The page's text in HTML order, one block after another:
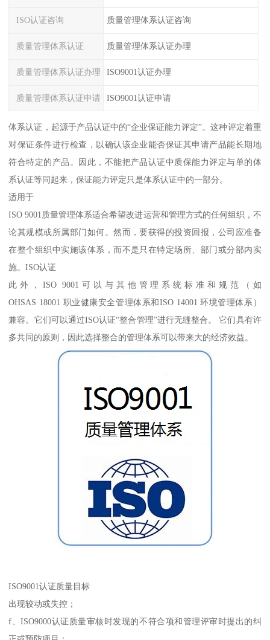
ISO认证咨询 质量管理体系认证咨询
质量管理体系认证 质量管理体系认证办理
质量管理体系认证办理 ISO9001认证办理
质量管理体系认证申请 ISO9001认证申请
体系认证，起源于产品认证中的“企业保证能力评定”。这种评定着重
对保证条件进行检查，以确认该企业能否保证其申请产品能长期地
符合特定的产品。因此，不能把产品认证中质保能力评定与单的体
系认证等同起来，保证能力评定只是体系认证中的一部分。
适用于
ISO 9001质量管理体系适合希望改进运营和管理方式的任何组织，不
论其规模或所属部门如何。然而，要获得的投资回报，公司应准备
在整个组织中实施该体系，而不是只在特定场所、部门或分部内实
施。ISO认证
此外，ISO 9001可以与其他管理系统标准和规范（如
OHSAS 18001 职业健康安全管理体系和ISO 14001 环境管理体系）
兼容。它们可以通过ISO认证“整合管理”进行无缝整合。 它们具有许
多共同的原则，因此选择整合的管理体系可以带来大的经济效益。
ISO9001认证质量目标
出现较动或失控；
f、ISO9000认证质量审核时发现的不符合项和管理评审时提出的纠